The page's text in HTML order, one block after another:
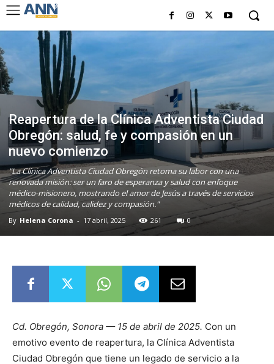
Reapertura de la Clínica Adventista Ciudad
Obregón: salud, fe y compasión en un
nuevo comienzo
"La Clínica Adventista Ciudad Obregón retoma su labor con una
renovada misión: ser un faro de esperanza y salud con enfoque
médico-misionero, mostrando el amor de Jesús a través de servicios
médicos de calidad, calidez y compasión."
By Helena Corona - 17 abril, 2025 261 0
Cd. Obregón, Sonora — 15 de abril de 2025. Con un
emotivo evento de reapertura, la Clínica Adventista
Ciudad Obregón que tiene un legado de servicio a la